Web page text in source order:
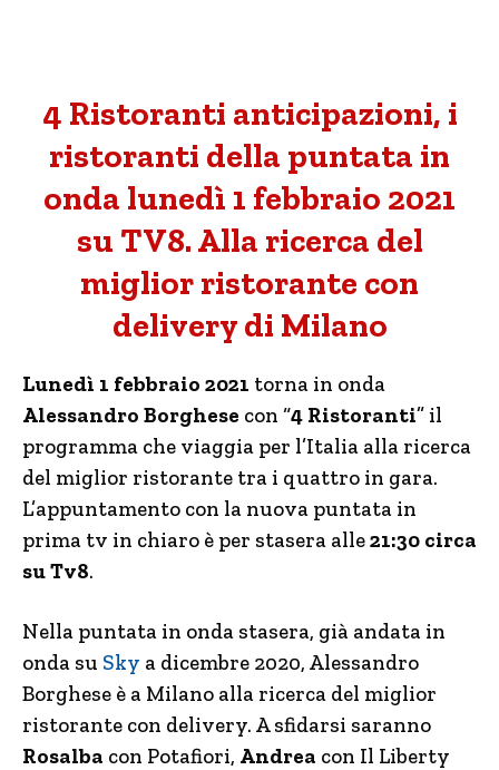
4 Ristoranti anticipazioni, i
ristoranti della puntata in
onda lunedì 1 febbraio 2021
su TV8. Alla ricerca del
miglior ristorante con
delivery di Milano
Lunedì 1 febbraio 2021 torna in onda
Alessandro Borghese con “4 Ristoranti” il
programma che viaggia per l’Italia alla ricerca
del miglior ristorante tra i quattro in gara.
L’appuntamento con la nuova puntata in
prima tv in chiaro è per stasera alle21:30 circa
su Tv8.
Nella puntata in onda stasera, già andata in
onda su Sky a dicembre 2020, Alessandro
Borghese è a Milano alla ricerca del miglior
ristorante con delivery. A sfidarsi saranno
Rosalba con Potafiori, Andrea con Il Liberty